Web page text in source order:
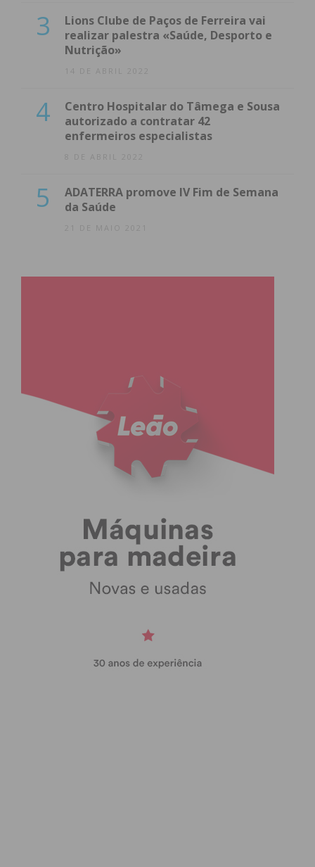
3
Lions Clube de Paços de Ferreira vai
realizar palestra «Saúde, Desporto e
Nutrição»
14 DE ABRIL 2022
4
Centro Hospitalar do Tâmega e Sousa
autorizado a contratar 42
enfermeiros especialistas
8 DE ABRIL 2022
5
ADATERRA promove IV Fim de Semana
da Saúde
21 DE MAIO 2021